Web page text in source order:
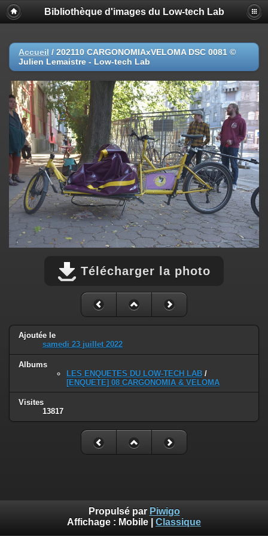
Bibliothèque d'images du Low-tech Lab
Accueil / 202110 CARGONOMIAxVELOMA DSC 0081 ©
Julien Lemaistre - Low-tech Lab
Télécharger la photo
Ajoutée le
samedi 23 juillet 2022
Albums
LES ENQUETES DU LOW-TECH LAB /
[ENQUETE] 08 CARGONOMIA & VELOMA
Visites
13817
Propulsé par Piwigo
Affichage : Mobile Classique